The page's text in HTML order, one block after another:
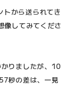
トから送られてき
像してみてくださ
りましたが、10
秒の差は、一見